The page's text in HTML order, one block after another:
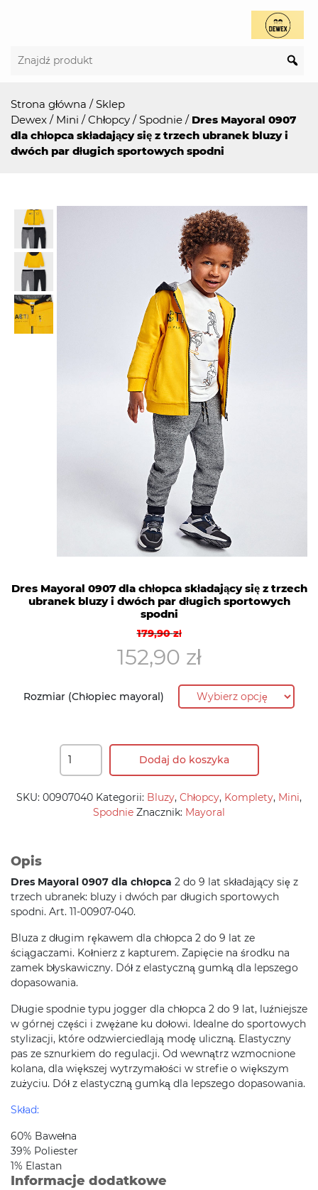
Strona główna /Sklep
Dewex / Mini /Chłopcy /Spodnie / Dres Mayoral 0907
dla chłopca składający się z trzech ubranek bluzy i
dwóch par długich sportowych spodni
Dres Mayoral 0907 dla chłopca składający się z trzech
ubranek bluzy i dwóch par długich sportowych
spodni
179,90zł
Pierwotna
cena
wynosiła:
152,90 zł
Aktualna
cena
wynosi:
Rozmiar (Chłopiec mayoral)
Dodaj do koszyka
SKU: 00907040 Kategorii: Bluzy, Chłopcy, Komplety, Mini,
Spodnie Znacznik: Mayoral
Opis
Dres Mayoral 0907 dla chłopca 2 do 9 lat składający się z
trzech ubranek: bluzy i dwóch par długich sportowych
spodni. Art. 11-00907-040.
Bluza z długim rękawem dla chłopca 2 do 9 lat ze
ściągaczami. Kołnierz z kapturem. Zapięcie na środku na
zamek błyskawiczny. Dół z elastyczną gumką dla lepszego
dopasowania.
Długie spodnie typu jogger dla chłopca 2 do 9 lat, luźniejsze
w górnej części i zwężane ku dołowi. Idealne do sportowych
stylizacji, które odzwierciedlają modę uliczną. Elastyczny
pas ze sznurkiem do regulacji. Od wewnątrz wzmocnione
kolana, dla większej wytrzymałości w strefie o większym
zużyciu. Dół z elastyczną gumką dla lepszego dopasowania.
Skład:
60% Bawełna
39% Poliester
1% Elastan
Informacje dodatkowe